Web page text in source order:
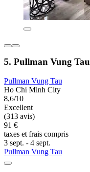
5. Pullman Vung Tau
Pullman Vung Tau
Ho Chi Minh City
8,6/10
Excellent
(313 avis)
91 €
taxes et frais compris
3 sept. - 4 sept.
Pullman Vung Tau